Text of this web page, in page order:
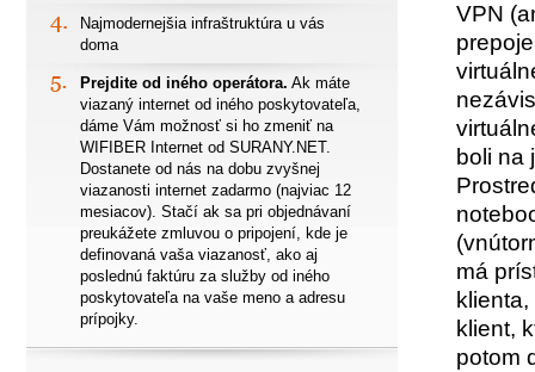
VPN
boli na
má
klient,
potom
4.
Najmodernejšia infraštruktúra u vás
doma
5. Prejdite od iného operátora. Ak máte
viazaný internet od iného poskytovateľa,
dáme Vám možnosť si ho zmeniť na
WIFIBER Internet od SURANY.NET.
Dostanete od nás na dobu zvyšnej
viazanosti internet zadarmo (najviac 12
mesiacov). Stačí ak sa pri objednávaní
preukážete zmluvou o pripojení, kde je
definovaná vaša viazanosť, ako aj
poslednú faktúru za služby od iného
poskytovateľa na vaše meno a adresu
prípojky.